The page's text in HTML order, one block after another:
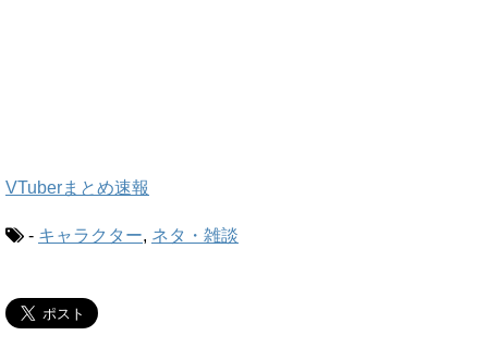
VTuberまとめ速報
- キャラクター, ネタ・雑談